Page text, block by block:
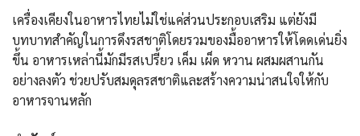
เครื่องเคียงในอาหารไทยไม่ใช่แค่ส่วนประกอบเสริม แต่ยังมี
บทบาทสำคัญในการดึงรสชาติโดยรวมของมื้ออาหารให้โดดเด่นยิ่ง
ขึ้น อาหารเหล่านี้มักมีรสเปรี้ยว เค็ม เผ็ด หวาน ผสมผสานกัน
อย่างลงตัว ช่วยปรับสมดุลรสชาติและสร้างความน่าสนใจให้กับ
อาหารจานหลัก